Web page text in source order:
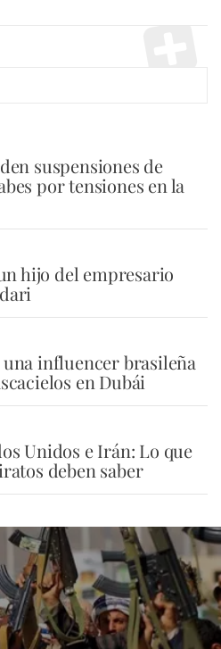
suspensiones de
por tensiones en la
hijo del empresario
influencer brasileña
en Dubái
Unidos e Irán: Lo que
deben saber